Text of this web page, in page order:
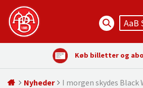
AaB
Køb billetter og
Nyheder I morgen skydes Black